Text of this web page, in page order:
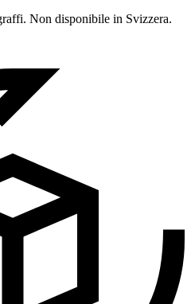
Non disponibile in Svizzera.